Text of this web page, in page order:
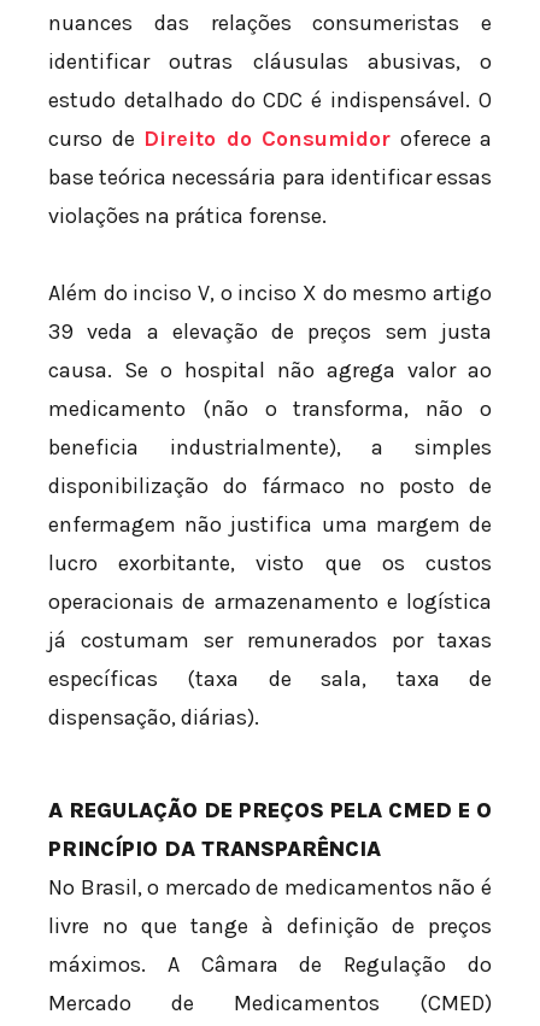
nuances das relações consumeristas e
identificar outras cláusulas abusivas, o
estudo detalhado do CDC é indispensável. O
curso de Direito do Consumidor oferece a
base teórica necessária para identificar essas
violações na prática forense.
Além do inciso V, o inciso X do mesmo artigo
39 veda a elevação de preços sem justa
causa. Se o hospital não agrega valor ao
medicamento (não o transforma, não o
beneficia industrialmente), a simples
disponibilização do fármaco no posto de
enfermagem não justifica uma margem de
lucro exorbitante, visto que os custos
operacionais de armazenamento e logística
já costumam ser remunerados por taxas
específicas (taxa de sala, taxa de
dispensação, diárias).
A REGULAÇÃO DE PREÇOS PELA CMED E O
PRINCÍPIO DA TRANSPARÊNCIA
No Brasil, o mercado de medicamentos não é
livre no que tange à definição de preços
máximos. A Câmara de Regulação do
Mercado de Medicamentos (CMED)